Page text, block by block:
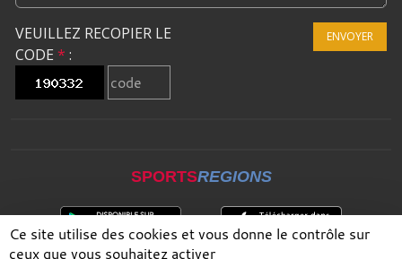
VEUILLEZ RECOPIER LE
CODE * :
ENVOYER
SPORTSREGIONS
Ce site utilise des cookies et vous donne le contrôle sur
ceux que vous souhaitez activer